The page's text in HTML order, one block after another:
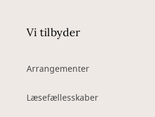
Vi tilbyder
Arrangementer
Læsefællesskaber